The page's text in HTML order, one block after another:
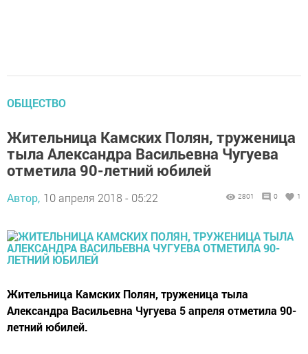
ОБЩЕСТВО
Жительница Камских Полян, труженица
тыла Александра Васильевна Чугуева
отметила 90-летний юбилей
Автор, 10 апреля 2018 - 05:22 2801 0 1
Жительница Камских Полян, труженица тыла
Александра Васильевна Чугуева 5 апреля отметила 90-
летний юбилей.